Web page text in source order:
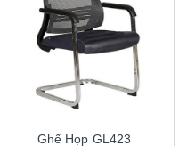
Ghế Họp GL423